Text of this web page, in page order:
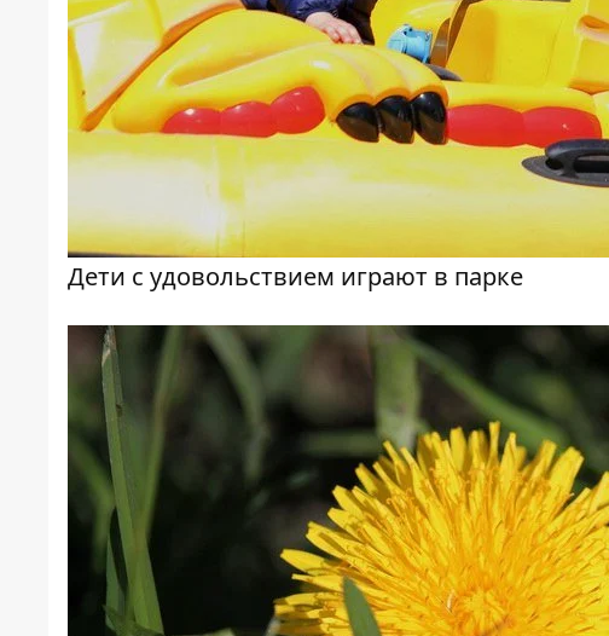
Дети с удовольствием играют в парке